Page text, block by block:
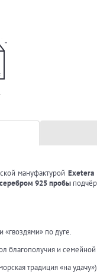
мануфактурой
925 пробы
«гвоздями» по дуге.
благополучия и
традиция «на